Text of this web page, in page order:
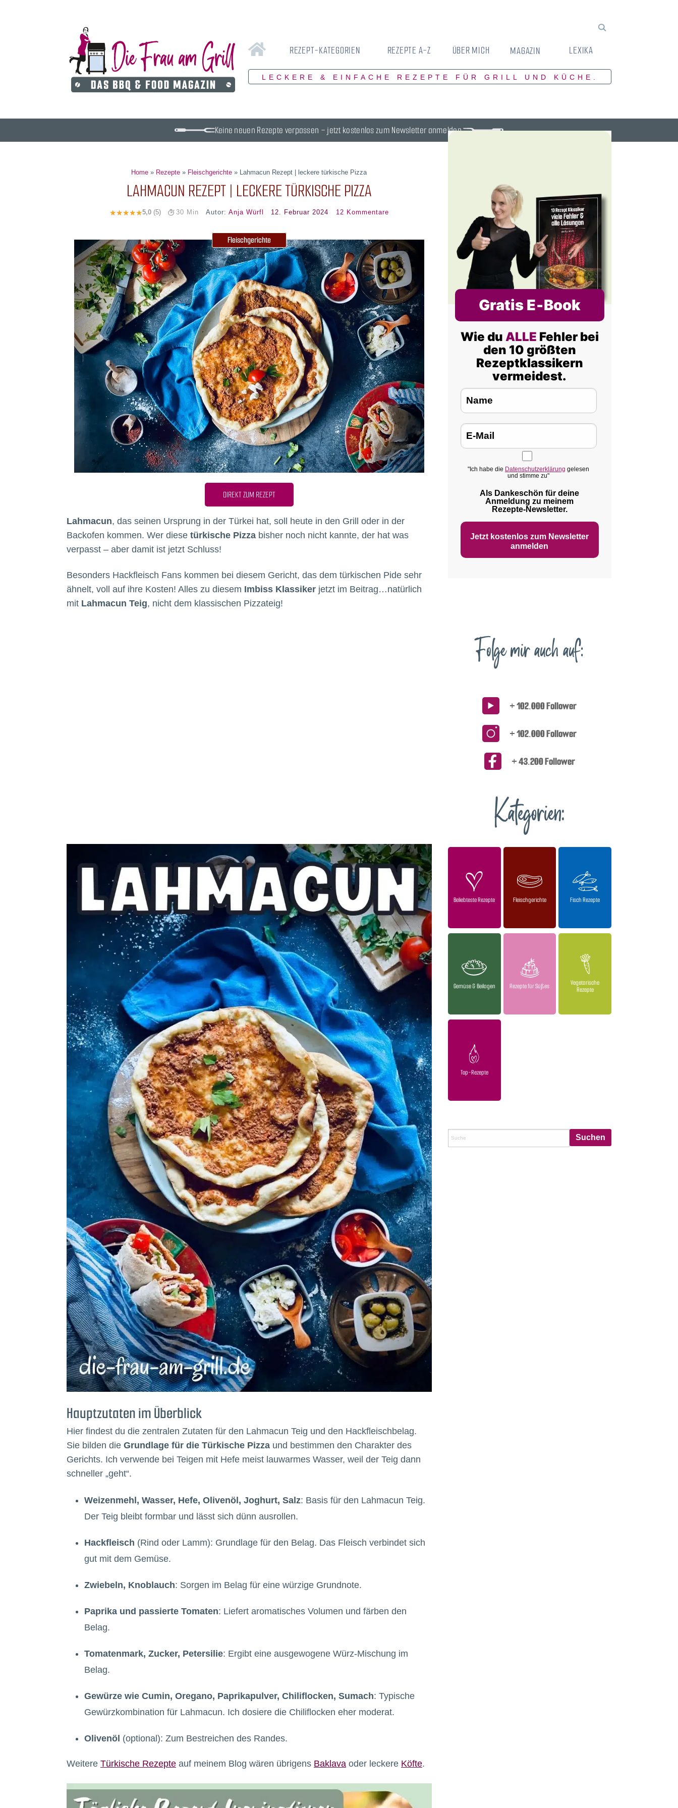
REZEPT-KATEGORIEN REZEPTE A-Z ÜBER MICH MAGAZIN LEXIKA
LECKERE & EINFACHE REZEPTE FÜR GRILL UND KÜCHE.
Keine neuen Rezepte verpassen – jetzt kostenlos zum Newsletter anmelden.
Home » Rezepte » Fleischgerichte » Lahmacun Rezept | leckere türkische Pizza
LAHMACUN REZEPT | LECKERE TÜRKISCHE PIZZA
5,0 (5) 30 Min Autor: Anja Würfl 12. Februar 2024 12 Kommentare
Fleischgerichte
DIREKT ZUM REZEPT
Lahmacun, das seinen Ursprung in der Türkei hat, soll heute in den Grill oder in der
Backofen kommen. Wer diese türkische Pizza bisher noch nicht kannte, der hat was
verpasst – aber damit ist jetzt Schluss!
Besonders Hackfleisch Fans kommen bei diesem Gericht, das dem türkischen Pide sehr
ähnelt, voll auf ihre Kosten! Alles zu diesem Imbiss Klassiker jetzt im Beitrag…natürlich
mit Lahmacun Teig, nicht dem klassischen Pizzateig!
Hauptzutaten im Überblick
Hier findest du die zentralen Zutaten für den Lahmacun Teig und den Hackfleischbelag.
Sie bilden die Grundlage für die Türkische Pizza und bestimmen den Charakter des
Gerichts. Ich verwende bei Teigen mit Hefe meist lauwarmes Wasser, weil der Teig dann
schneller „geht“.
Weizenmehl, Wasser, Hefe, Olivenöl, Joghurt, Salz: Basis für den Lahmacun Teig.
Der Teig bleibt formbar und lässt sich dünn ausrollen.
Hackfleisch (Rind oder Lamm): Grundlage für den Belag. Das Fleisch verbindet sich
gut mit dem Gemüse.
Zwiebeln, Knoblauch: Sorgen im Belag für eine würzige Grundnote.
Paprika und passierte Tomaten: Liefert aromatisches Volumen und färben den
Belag.
Tomatenmark, Zucker, Petersilie: Ergibt eine ausgewogene Würz-Mischung im
Belag.
Gewürze wie Cumin, Oregano, Paprikapulver, Chiliflocken, Sumach: Typische
Gewürz­kombination für Lahmacun. Ich dosiere die Chiliflocken eher moderat.
Olivenöl (optional): Zum Bestreichen des Randes.
Weitere Türkische Rezepte auf meinem Blog wären übrigens Baklava oder leckere Köfte.
Gratis E‑Book
Wie du ALLE Fehler bei
den 10 größten
Rezeptklassikern
vermeidest.
"Ich habe die Datenschutzerklärung gelesen
und stimme zu"
Als Dankeschön für deine
Anmeldung zu meinem
Rezepte‑Newsletter.
Jetzt kostenlos zum Newsletter
anmelden
Folge mir auch auf:
+ 102.000 Follower
+ 102.000 Follower
+ 43.200 Follower
Kategorien:
Beliebteste Rezepte Fleischgerichte Fisch Rezepte
Gemüse & Beilagen Rezepte für Süßes
Vegetarische
Rezepte
Top-Rezepte